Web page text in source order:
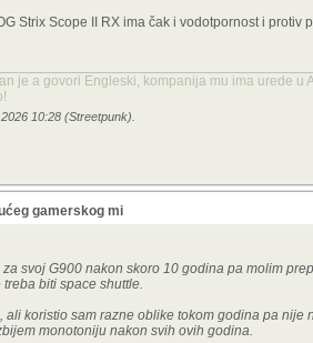
Strix Scope II RX ima čak i vodotpornost i
je a govori Engleski, kompanija mu ima urede u
10:28 (Streetpunk).
gamerskog mi
svoj G900 nakon skoro 10 godina pa molim
biti space shuttle.
ali koristio sam razne oblike tokom godina pa
monotoniju nakon svih ovih godina.